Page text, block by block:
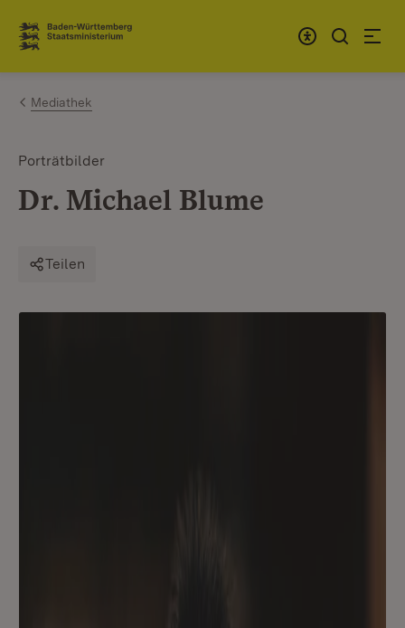
Zum Inhalt springen
Link zur Startseite
Mediathek
Porträtbilder
Dr. Michael Blume
Teilen